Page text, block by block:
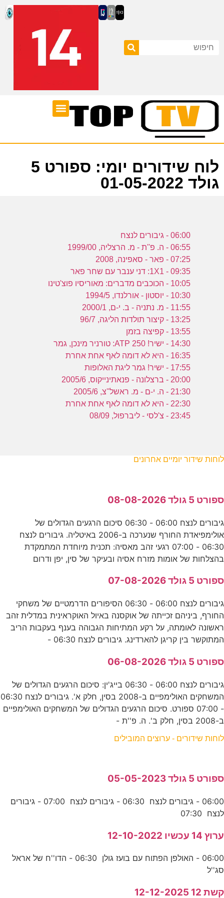
לוח שידורים יומי: ספורט 5
גולד 01-05-2022
06:00 - גיבורים לנצח
06:55 - ה. פ''ת - מ. הרצליה, 1999/00
07:25 - פאר - סאפינה, 2008
09:35 - 1X1: דני ענבר עם שחר פאר
10:05 - הכוכבים מדברים: מאוריסיו פוצ'טינו
10:30 - יוסטון - אורלנדו, 1994/5
11:55 - מ. נתניה - ב. י-ם, 2000/1
13:25 - קיצור תולדות הליגה, 96/7
13:55 - קפיצה בזמן
14:30 - ישיר! ATP 250: טורניר מינכן, גמר
16:35 - היא לא דומה לאף אחת אחרת
17:55 - ישיר! גמר ליגת האלופות
20:00 - ברצלונה - פנאתינייקוס, 2005/6
21:30 - ה. י-ם - מ. ראשל''צ, 2005/6
22:30 - היא לא דומה לאף אחת אחרת
23:45 - צ'לסי - ליברפול, 08/09
לוחות שידור יומיים אחרונים
ספורט 5 גולד 08-08-2026
גיבורים לנצח 06:00 - 06:30 סיכום הרגעים הגדולים של
אולימפיאדת החורף שנערכה ב-2006 באיטליה. גיבורים לנצח
06:30 - 07:00 רגעי זהב מאסיה: תכנית מיוחדת המתמקדת
בהצלחות של אומות מזרח אסיה ובעיקר של סין, יפן ודרום
ספורט 5 גולד 07-08-2026
גיבורים לנצח 06:00 - 06:30 הסיפורים הדרמטיים של משחקי
החורף, ביניהם זכייתה של אוקסנה באיול האוקראינית במדלית זהב
ראשונה לאומתה, על רקע המתיחות הגבוהה בענף בעקבות הריב
המתוקשר בין קריגן להארדינג. גיבורים לנצח 06:30 -
ספורט 5 גולד 06-08-2026
גיבורים לנצח 06:00 - 06:30 בייג'ין: סיכום הרגעים הגדולים של
המשחקים האולימפיים ב-2008 בסין, חלק א'. גיבורים לנצח 06:30
- 07:00 ספורט. סיכום הרגעים הגדולים של המשחקים האולימפיים
ב-2008 בסין, חלק ב'. ה. פ''ת -
לוחות שידורים - ערוצים המובילים
ספורט 5 גולד 05-05-2023
06:00 - גיבורים לנצח 06:30 - גיבורים לנצח 07:00 - גיבורים
לנצח 07:30
ערוץ 14 עכשיו 12-10-2022
06:00 - האולפן הפתוח עם בועז גולן 06:30 - הדו''ח של אראל
סג''ל
קשת 12 12-12-2025